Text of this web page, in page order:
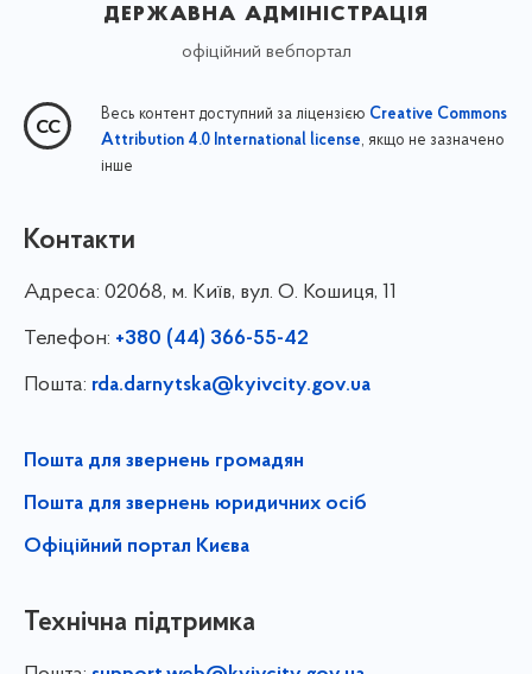
державна адміністрація
офіційний вебпортал
Весь контент доступний за ліцензією Creative Commons
Attribution 4.0 International license, якщо не зазначено
інше
Контакти
Адреса: 02068, м. Київ, вул. О. Кошиця, 11
Телефон: +380 (44) 366-55-42
Пошта: rda.darnytska@kyivcity.gov.ua
Пошта для звернень громадян
Пошта для звернень юридичних осіб
Офіційний портал Києва
Технічна підтримка